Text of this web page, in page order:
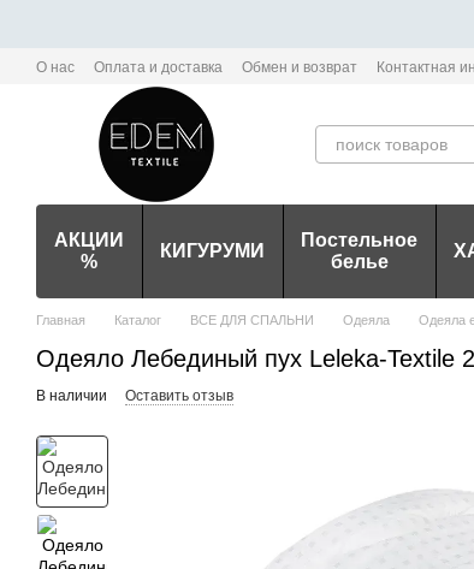
О нас Оплата и доставка Обмен и возврат Контактная
Политика конфиденциальности мобильного приложения
АКЦИИ
%
КИГУРУМИ
Постельное
белье
Главная Каталог ВСЕ ДЛЯ СПАЛЬНИ Одеяла Одеяла
Одеяло Лебединый пух Leleka-Textile
В наличии Оставить отзыв